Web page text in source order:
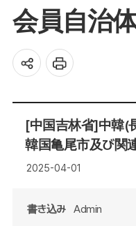
会員自治
[中国吉林省]中韓(
韓国亀尾市及び関
2025-04-01
書き込み Admin